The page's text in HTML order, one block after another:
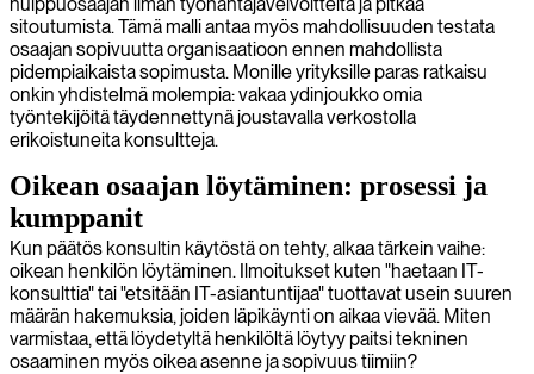
sitoutumista. Tämä malli antaa myös mahdollisuuden testata
osaajan sopivuutta organisaatioon ennen mahdollista
pidempiaikaista sopimusta. Monille yrityksille paras ratkaisu
onkin yhdistelmä molempia: vakaa ydinjoukko omia
työntekijöitä täydennettynä joustavalla verkostolla
erikoistuneita konsultteja.
Oikean osaajan löytäminen: prosessi ja
kumppanit
Kun päätös konsultin käytöstä on tehty, alkaa tärkein vaihe:
oikean henkilön löytäminen. Ilmoitukset kuten "haetaan IT-
konsulttia" tai "etsitään IT-asiantuntijaa" tuottavat usein suuren
määrän hakemuksia, joiden läpikäynti on aikaa vievää. Miten
varmistaa, että löydetyltä henkilöltä löytyy paitsi tekninen
osaaminen myös oikea asenne ja sopivuus tiimiin?